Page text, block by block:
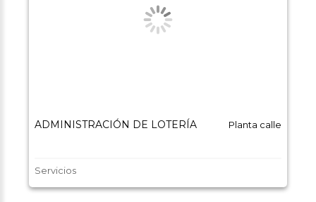
ADMINISTRACIÓN DE LOTERÍA Planta calle
Servicios